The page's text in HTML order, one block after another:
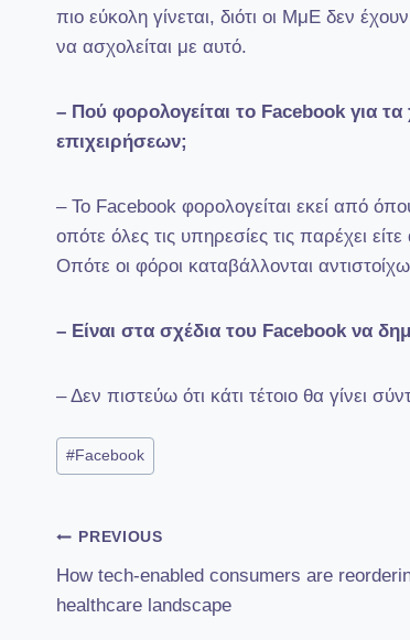
πιο εύκολη γίνεται, διότι οι ΜμΕ δεν
να ασχολείται με αυτό.
– Πού φορολογείται το Facebook για
επιχειρήσεων;
– Το Facebook φορολογείται εκεί από
οπότε όλες τις υπηρεσίες τις παρέχει
Οπότε οι φόροι καταβάλλονται
– Είναι στα σχέδια του Facebook να
– Δεν πιστεύω ότι κάτι τέτοιο θα γίνει
Post
Tags:
#Facebook
Πλοήγηση
άρθρων
PREVIOUS
How tech-enabled consumers are
healthcare landscape